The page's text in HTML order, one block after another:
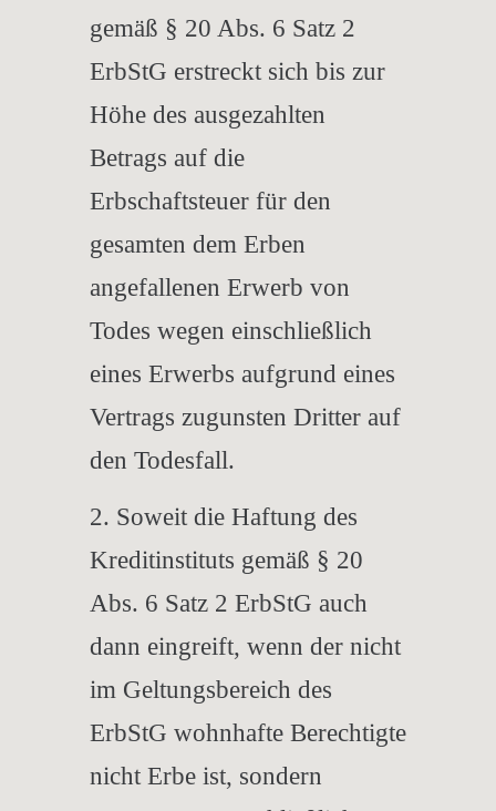
gemäß § 20 Abs. 6 Satz 2
ErbStG erstreckt sich bis zur
Höhe des ausgezahlten
Betrags auf die
Erbschaftsteuer für den
gesamten dem Erben
angefallenen Erwerb von
Todes wegen einschließlich
eines Erwerbs aufgrund eines
Vertrags zugunsten Dritter auf
den Todesfall.
2. Soweit die Haftung des
Kreditinstituts gemäß § 20
Abs. 6 Satz 2 ErbStG auch
dann eingreift, wenn der nicht
im Geltungsbereich des
ErbStG wohnhafte Berechtigte
nicht Erbe ist, sondern